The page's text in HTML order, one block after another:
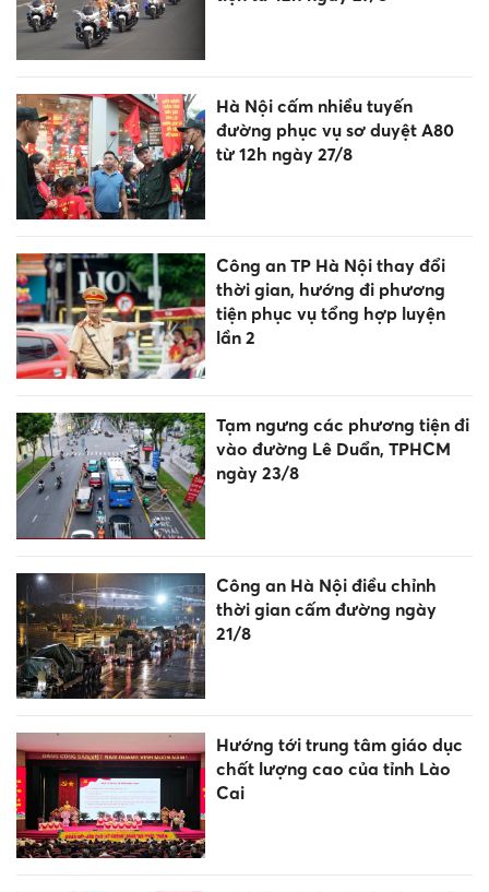
Hà Nội cấm nhiều tuyến
đường phục vụ sơ duyệt A80
từ 12h ngày 27/8
Công an TP Hà Nội thay đổi
thời gian, hướng đi phương
tiện phục vụ tổng hợp luyện
lần 2
Tạm ngưng các phương tiện đi
vào đường Lê Duẩn, TPHCM
ngày 23/8
Công an Hà Nội điều chỉnh
thời gian cấm đường ngày
21/8
Hướng tới trung tâm giáo dục
chất lượng cao của tỉnh Lào
Cai